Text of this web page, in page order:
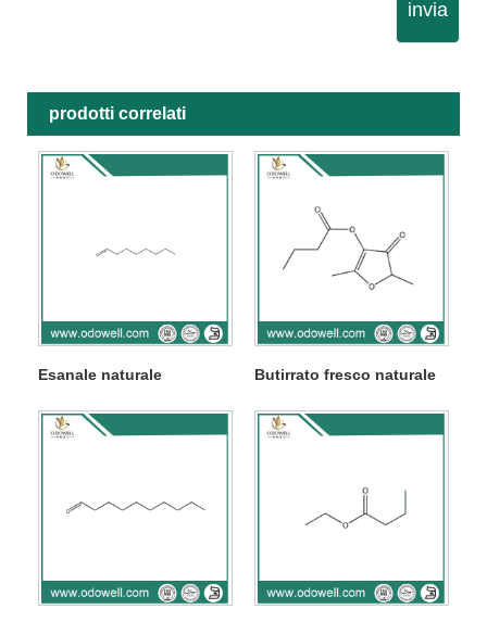
invia
prodotti correlati
Esanale naturale Butirrato fresco naturale